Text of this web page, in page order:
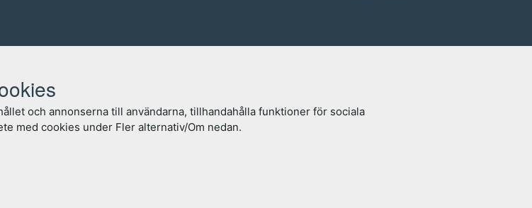
och annonserna till användarna, tillhandahålla funktioner för sociala
med cookies under Fler alternativ/Om nedan.